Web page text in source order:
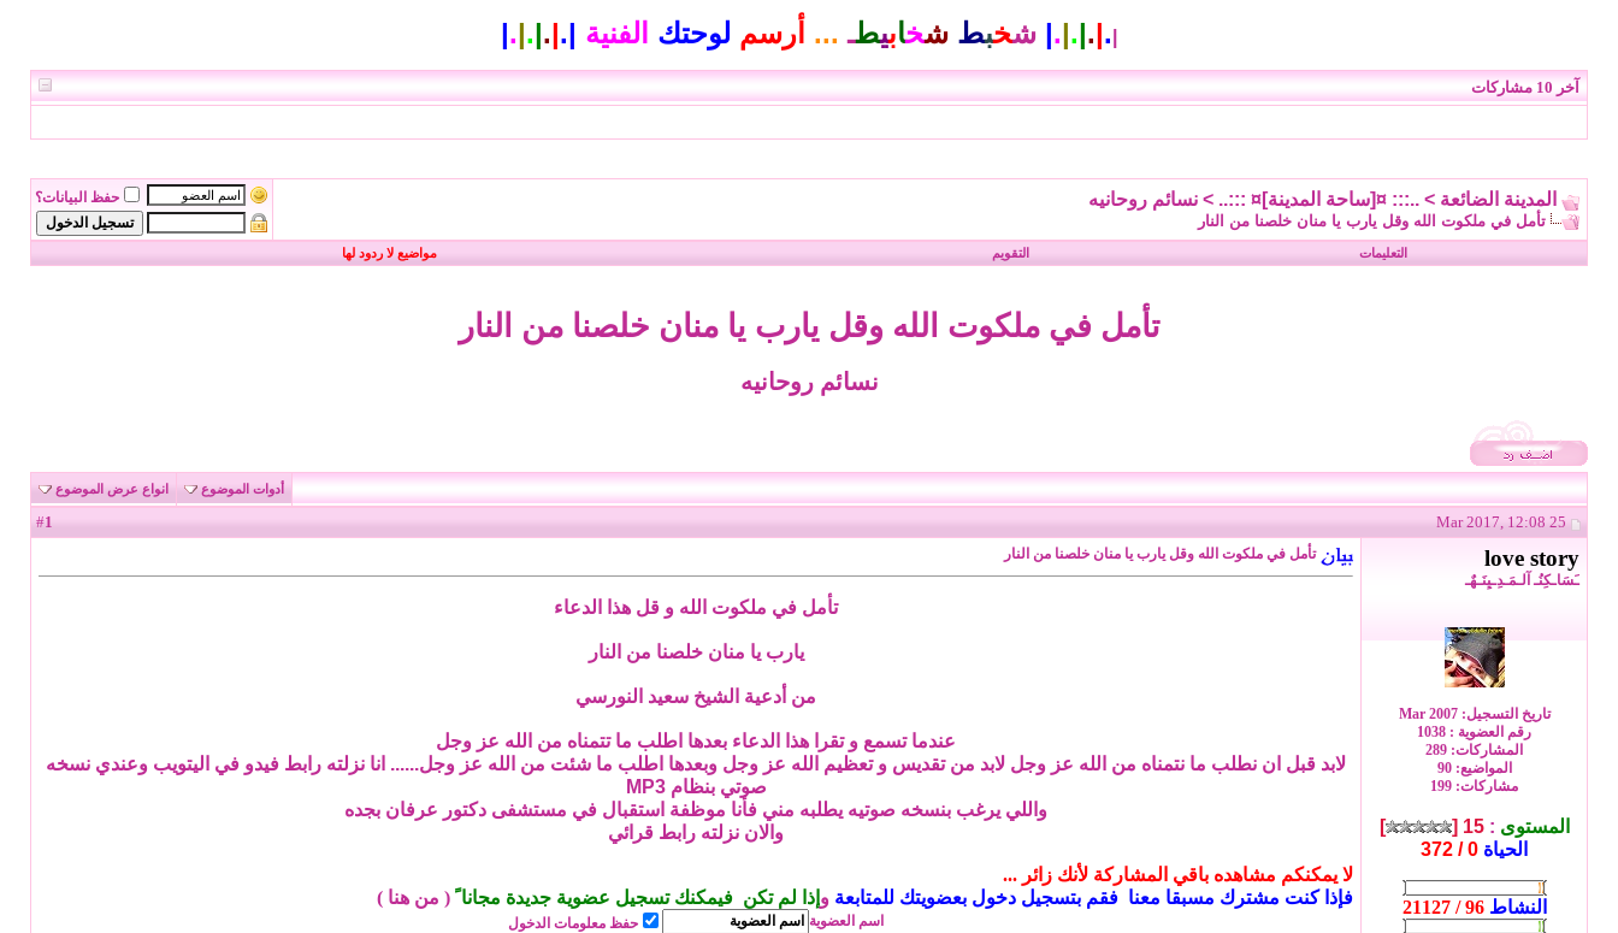
.
|
.
|
.
|
.
| شخبط شخابيطـ ... أرسم لوحتك الفنية |
.
|
.
|
.
|
.
|
آخر 10 مشاركات
المدينة الضائعة > ..::: ¤[ساحة المدينة]¤ :::.. > نسائم روحانيه
تأمل في ملكوت الله وقل يارب يا منان خلصنا من النار
حفظ البيانات؟
التعليمات التقويم مواضيع لا ردود لها
تأمل في ملكوت الله وقل يارب يا منان خلصنا من النار
نسائم روحانيه
أدوات الموضوع انواع عرض الموضوع
1
love story
ـَسَاـكِنُـ آلـمَـدِـيِنَـهٌـ
تاريخ التسجيل: Mar 2007
رقم العضوية : 1038
المشاركات: 289
المواضيع: 90
مشاركات: 199
المستوى :
15 [
]
الحياة
النشاط 96 / 21127
تأمل في ملكوت الله وقل يارب يا منان خلصنا من النار
تأمل في ملكوت الله و قل هذا الدعاء
يارب يا منان خلصنا من النار
من أدعية الشيخ سعيد النورسي
عندما تسمع و تقرا هذا الدعاء بعدها اطلب ما تتمناه من الله عز وجل
لابد قبل ان نطلب ما نتمناه من الله عز وجل لابد من تقديس و تعظيم الله عز وجل وبعدها اطلب ما شئت من الله عز وجل...... انا نزلته رابط فيدو في اليتويب وعندي نسخه
صوتي بنظام MP3
واللي يرغب بنسخه صوتيه يطلبه مني فأنا موظفة استقبال في مستشفى دكتور عرفان بجده
والان نزلته رابط قرائي
لا يمكنكم مشاهده باقي المشاركة لأنك زائر ...
فإذا كنت مشترك مسبقا معنا فقم بتسجيل دخول بعضويتك للمتابعة و إذا لم تكن فيمكنك تسجيل عضوية جديدة مجانا ً ( من هنا )
اسم العضوية
حفظ معلومات الدخول